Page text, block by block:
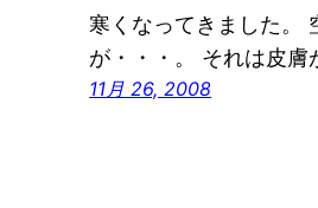
寒くなってきました。
が・・・。 それは皮
11月 26, 2008